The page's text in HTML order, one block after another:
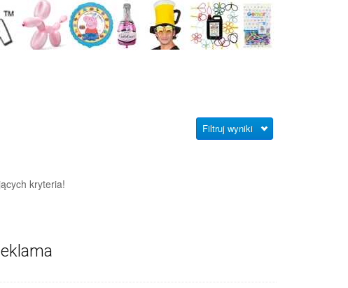
Filtruj wyniki
kryteria!